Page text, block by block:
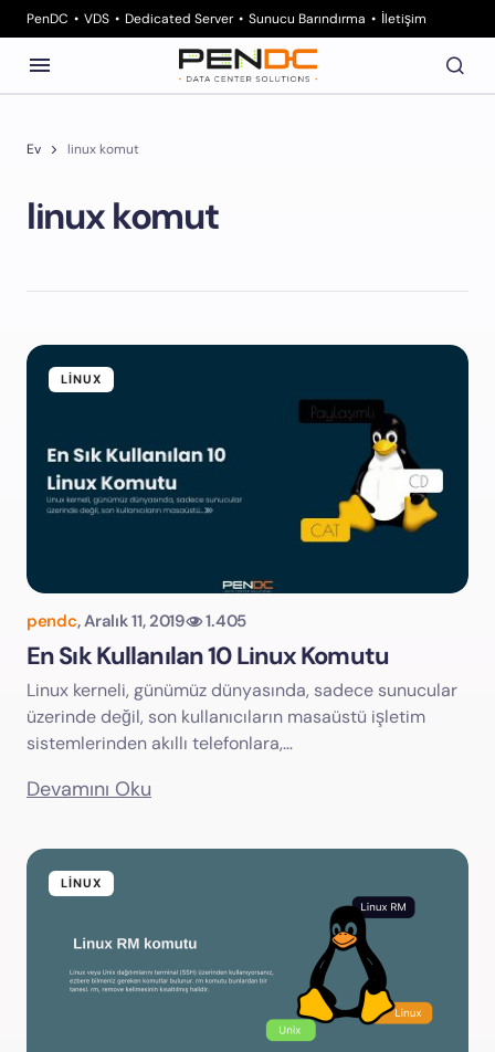
PenDC VDS Dedicated Server Sunucu Barındırma İletişim
Ev linux komut
linux komut
LINUX
pendc, Aralık 11, 2019 1.405
En Sık Kullanılan 10 Linux Komutu
Linux kerneli, günümüz dünyasında, sadece sunucular
üzerinde değil, son kullanıcıların masaüstü işletim
sistemlerinden akıllı telefonlara,…
Devamını Oku
LINUX